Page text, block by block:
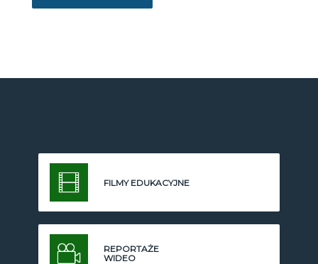
FILMY EDUKACYJNE
REPORTAŻE
WIDEO